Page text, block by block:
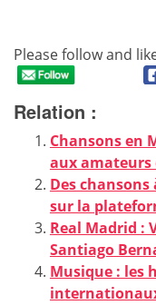
Please follow and
Relation :
Chansons en
aux amateurs
Des
sur la
Real Madrid :
Santiago
Musique : les